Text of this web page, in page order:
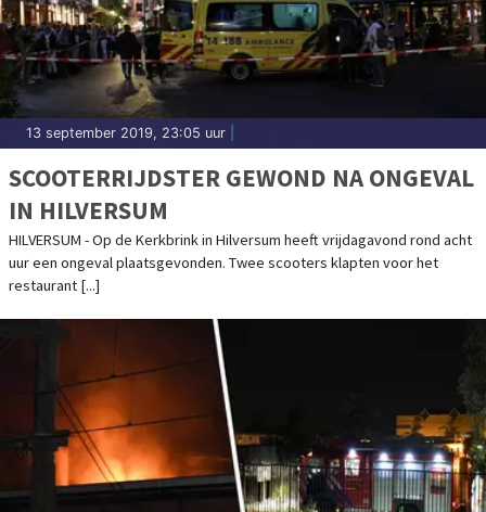
13 september 2019, 23:05 uur
SCOOTERRIJDSTER GEWOND NA ONGEVAL
IN HILVERSUM
HILVERSUM - Op de Kerkbrink in Hilversum heeft vrijdagavond rond acht
uur een ongeval plaatsgevonden. Twee scooters klapten voor het
restaurant [...]